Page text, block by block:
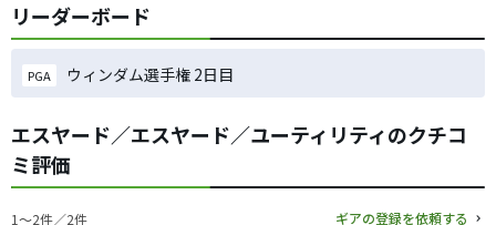
リーダーボード
PGA ウィンダム選手権 2日目
エスヤード／エスヤード／ユーティリティのクチコ
ミ評価
1〜2件／2件 ギアの登録を依頼する